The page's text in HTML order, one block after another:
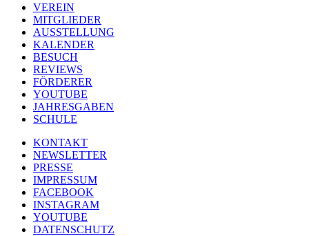
VEREIN
MITGLIEDER
AUSSTELLUNG
KALENDER
BESUCH
REVIEWS
FÖRDERER
YOUTUBE
JAHRESGABEN
SCHULE
KONTAKT
NEWSLETTER
PRESSE
IMPRESSUM
FACEBOOK
INSTAGRAM
YOUTUBE
DATENSCHUTZ